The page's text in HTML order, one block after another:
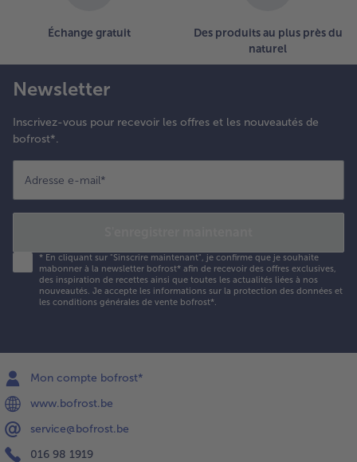
Échange gratuit
Des produits au plus près du
naturel
Newsletter
Inscrivez-vous pour recevoir les offres et les nouveautés de
bofrost*.
Adresse e-mail*
* En cliquant sur "Sinscrire maintenant", je confirme que je souhaite
mabonner à la newsletter bofrost* afin de recevoir des offres exclusives,
des inspiration de recettes ainsi que toutes les actualités liées à nos
nouveautés. Je accepte les informations sur la protection des données et
les conditions générales de vente bofrost*
Mon compte bofrost*
www.bofrost.be
service@bofrost.be
016 98 1919